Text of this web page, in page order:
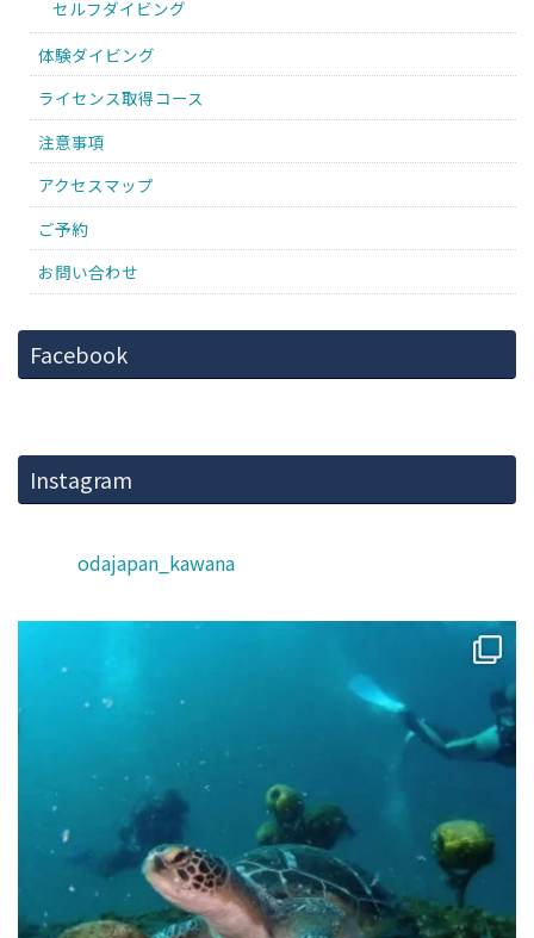
セルフダイビング
体験ダイビング
ライセンス取得コース
注意事項
アクセスマップ
ご予約
お問い合わせ
Facebook
Instagram
odajapan_kawana